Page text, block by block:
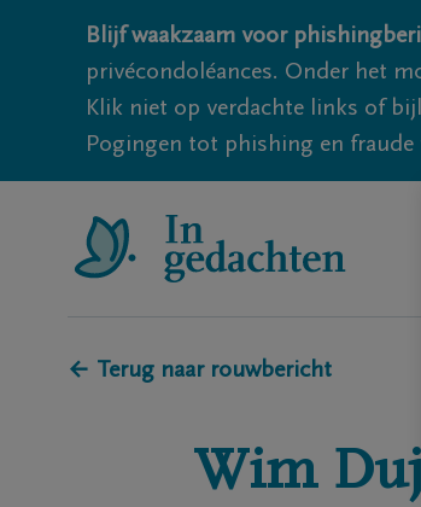
Blijf waakzaam voor
privécondoléances. Onder het
Klik niet op verdachte links of
Pogingen tot phishing en
← Terug naar rouwbericht
Wim